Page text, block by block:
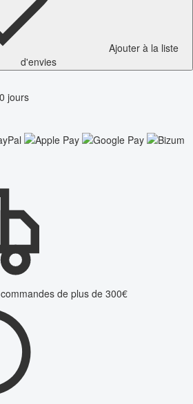
Ajouter à la liste
d'envies
jours
de plus de 300€